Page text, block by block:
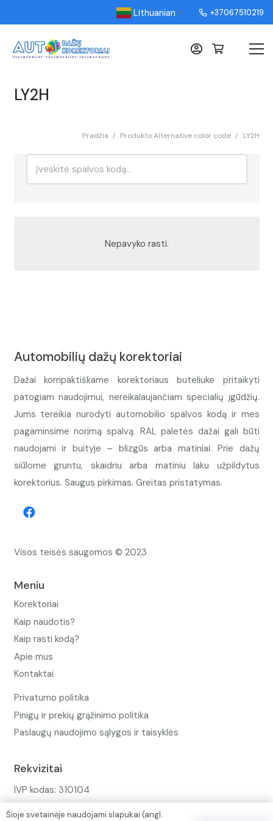
Lithuanian ▼ +37067510219
LY2H
Pradžia / Produkto Alternative color code / LY2H
Nepavyko rasti.
Automobilių dažų korektoriai
Dažai kompaktiškame korektoriaus buteliuke pritaikyti
patogiam naudojimui, nereikalaujančiam specialių įgūdžių.
Jums tereikia nurodyti automobilio spalvos kodą ir mes
pagaminsime norimą spalvą. RAL paletės dažai gali būti
naudojami ir buityje – blizgūs arba matiniai. Prie dažų
siūlome gruntu, skaidriu arba matiniu laku užpildytus
korektorius. Saugus pirkimas. Greitas pristatymas.
Visos teisės saugomos © 2023
Meniu
Korektoriai
Kaip naudotis?
Kaip rasti kodą?
Apie mus
Kontaktai
Privatumo politika
Pinigų ir prekių grąžinimo politika
Paslaugų naudojimo sąlygos ir taisyklės
Rekvizitai
IVP kodas: 310104
Šioje svetainėje naudojami slapukai (angl.